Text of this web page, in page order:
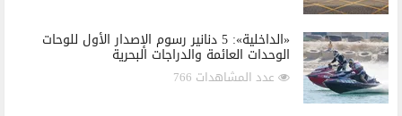
«الداخلية»: 5 دنانير رسوم الإصدار الأول للوحات
الوحدات العائمة والدراجات البحرية
عدد المشاهدات 766